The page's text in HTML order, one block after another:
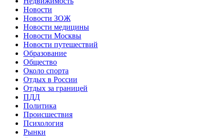
Новости
Новости ЗОЖ
Новости медицины
Новости Москвы
Новости путешествий
Образование
Общество
Около спорта
Отдых в России
Отдых за границей
ПДД
Политика
Происшествия
Психология
Рынки